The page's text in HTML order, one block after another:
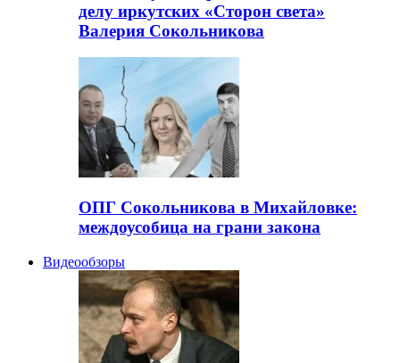
делу иркутских «Сторон света»
Валерия Сокольникова
ОПГ Сокольникова в Михайловке:
междоусобица на грани закона
Видеообзоры